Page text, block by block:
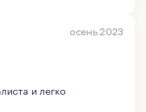
осень 2023
и легко